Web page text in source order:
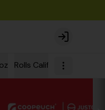
Login
Rolls California